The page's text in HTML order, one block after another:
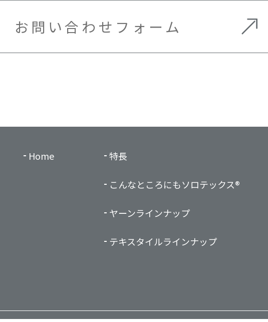
お問い合わせフォーム
Home 特長
こんなところにもソロテックス®
ヤーンラインナップ
テキスタイルラインナップ